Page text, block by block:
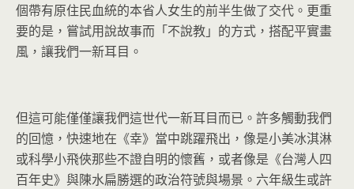
個帶有原住民血統的本省人女生的前半生做了交代。更重
要的是，嘗試用說故事而「不說教」的方式，搭配平實畫
風，讓我們一新耳目。
但這可能僅僅讓我們這世代一新耳目而已。許多觸動我們
的回憶，快速地在《幸》當中跳躍飛出，像是小美冰淇淋
或科學小飛俠那些不證自明的懷舊，或者像是《台灣人四
百年史》與陳水扁勝選的政治符號與場景。六年級生或許